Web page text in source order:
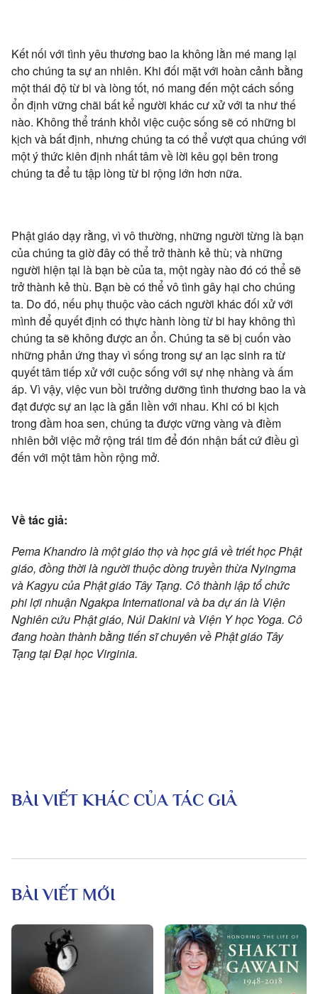
Kết nối với tình yêu thương bao la không lằn mé mang lại
cho chúng ta sự an nhiên. Khi đối mặt với hoàn cảnh bằng
một thái độ từ bi và lòng tốt, nó mang đến một cách sống
ổn định vững chãi bất kể người khác cư xử với ta như thế
nào. Không thể tránh khỏi việc cuộc sống sẽ có những bi
kịch và bất định, nhưng chúng ta có thể vượt qua chúng với
một ý thức kiên định nhất tâm về lời kêu gọi bên trong
chúng ta để tu tập lòng từ bi rộng lớn hơn nữa.
Phật giáo dạy rằng, vì vô thường, những người từng là bạn
của chúng ta giờ đây có thể trở thành kẻ thù; và những
người hiện tại là bạn bè của ta, một ngày nào đó có thể sẽ
trở thành kẻ thù. Bạn bè có thể vô tình gây hại cho chúng
ta. Do đó, nếu phụ thuộc vào cách người khác đối xử với
mình để quyết định có thực hành lòng từ bi hay không thì
chúng ta sẽ không được an ổn. Chúng ta sẽ bị cuốn vào
những phản ứng thay vì sống trong sự an lạc sinh ra từ
quyết tâm tiếp xử với cuộc sống với sự nhẹ nhàng và ấm
áp. Vì vậy, việc vun bồi trưởng dưỡng tình thương bao la và
đạt được sự an lạc là gắn liền với nhau. Khi có bi kịch
trong đầm hoa sen, chúng ta được vững vàng và điềm
nhiên bởi việc mở rộng trái tim để đón nhận bất cứ điều gì
đến với một tâm hồn rộng mở.
Về tác giả:
Pema Khandro là một giáo thọ và học giả về triết học Phật
giáo, đồng thời là người thuộc dòng truyền thừa Nyingma
và Kagyu của Phật giáo Tây Tạng. Cô thành lập tổ chức
phi lợi nhuận Ngakpa International và ba dự án là Viện
Nghiên cứu Phật giáo, Núi Dakini và Viện Y học Yoga. Cô
đang hoàn thành bằng tiến sĩ chuyên về Phật giáo Tây
Tạng tại Đại học Virginia.
BÀI VIẾT KHÁC CỦA TÁC GIẢ
BÀI VIẾT MỚI